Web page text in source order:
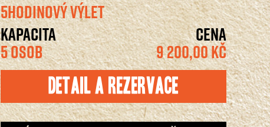
5HODINOVÝ VÝLET
KAPACITA
5 OSOB
CENA
9 200,00 KČ
Detail a rezervace